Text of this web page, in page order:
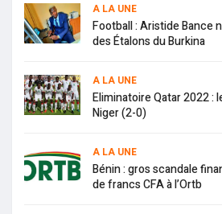
A LA UNE
Football : Aristide Bance
des Étalons du Burkina
A LA UNE
Eliminatoire Qatar 2022 :
Niger (2-0)
A LA UNE
Bénin : gros scandale
de francs CFA à l’Ortb